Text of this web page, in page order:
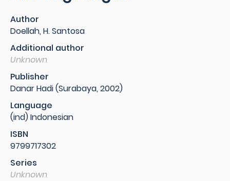
Author
Doellah, H. Santosa
Additional author
Unknown
Publisher
Danar Hadi (Surabaya, 2002)
Language
(ind) Indonesian
ISBN
9799717302
Series
Unknown